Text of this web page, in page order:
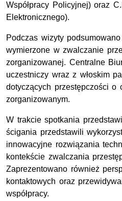
Współpracy Policyjnej) oraz
Elektronicznego).
Podczas wizyty
wymierzone w zwalczanie
zorganizowanej. Centralne
uczestniczy wraz z włoskim
dotyczących przestępczości o
zorganizowanym.
W trakcie spotkania
ścigania przedstawili
innowacyjne rozwiązania
kontekście zwalczania
Zaprezentowano również
kontaktowych oraz
współpracy.